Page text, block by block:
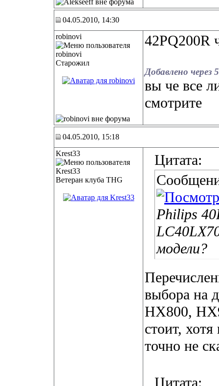
04.05.2010, 14:30
robinovi
Старожил
42PQ200R
Добавлено через
вы че все
смотрите
04.05.2010, 15:18
Krest33
Ветеран клуба THG
Цитата:
Philips
модели?
выбора на
HX800,
стоит,
точно не
Цитата: